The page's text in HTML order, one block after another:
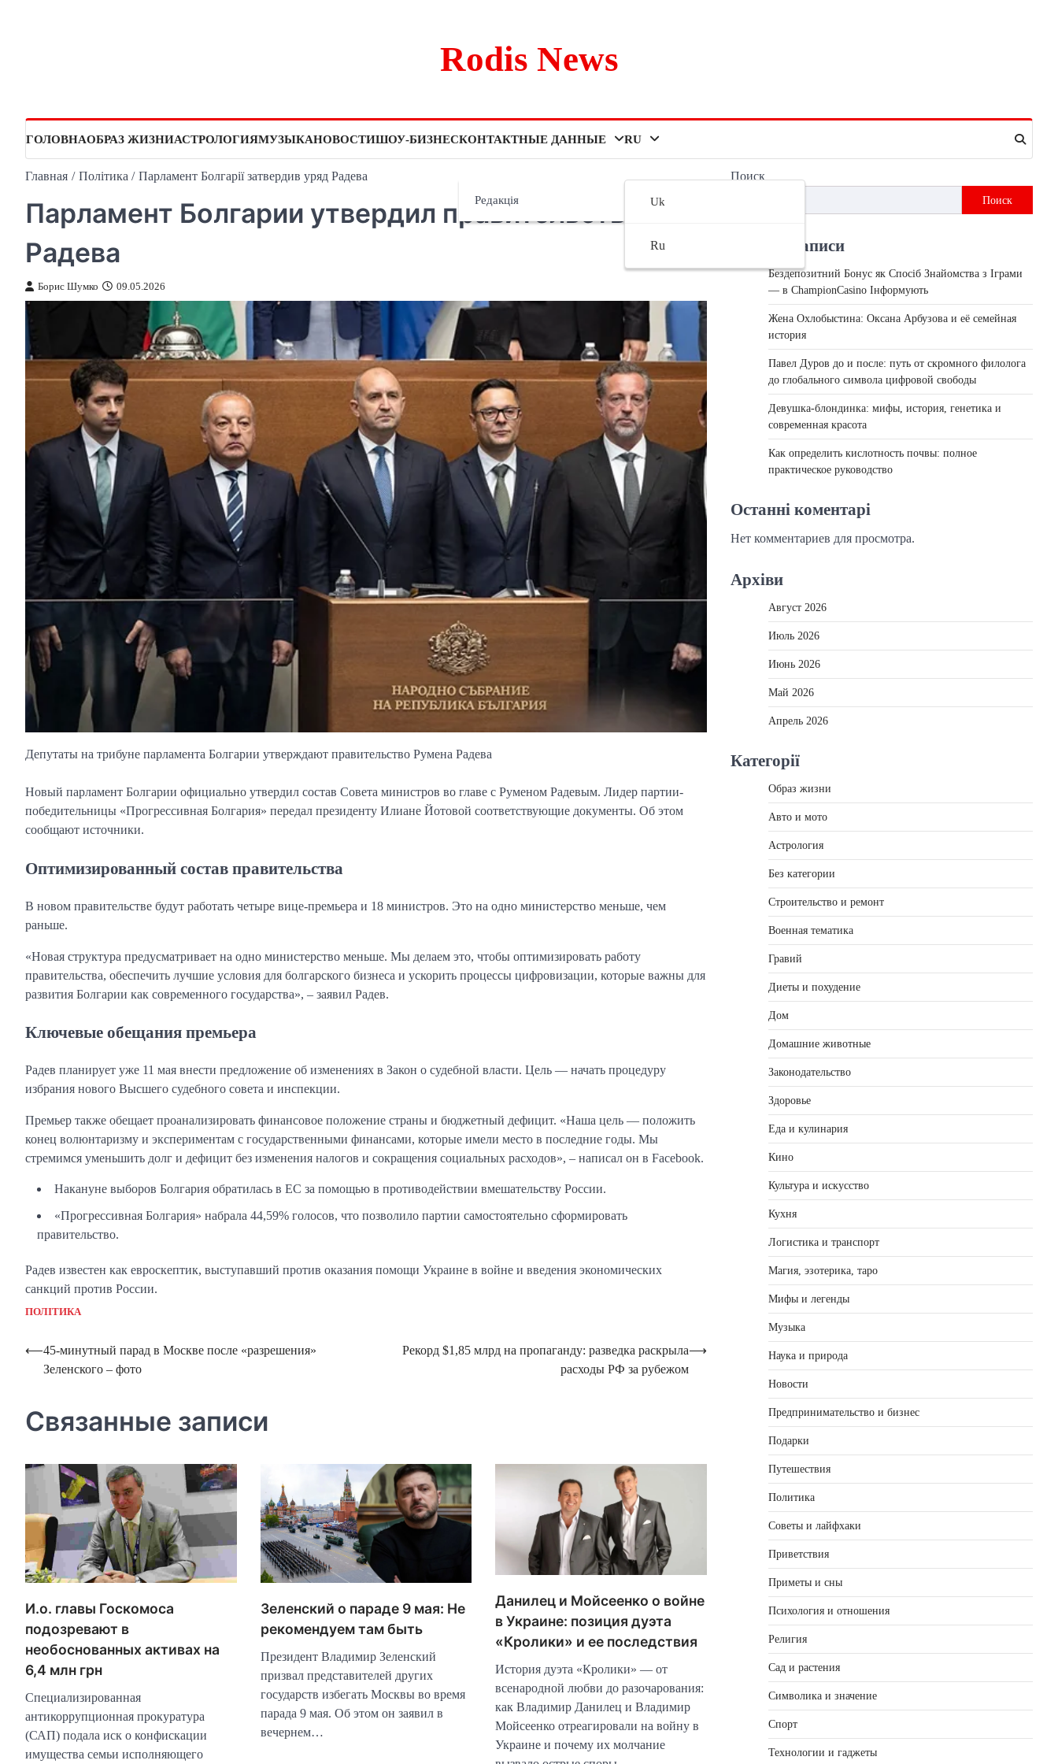
Rodis News
ГОЛОВНАОБРАЗ ЖИЗНИАСТРОЛОГИЯМУЗЫКАНОВОСТИШОУ-БИЗНЕСКОНТАКТНЫЕ ДАННЫЕ
Редакція
RU
Uk
Ru
Главная Політика Парламент Болгарії затвердив уряд Радева
Парламент Болгарии утвердил правительство
Радева
Борис Шумко 09.05.2026
Депутаты на трибуне парламента Болгарии утверждают правительство Румена Радева
Новый парламент Болгарии официально утвердил состав Совета министров во главе с Руменом Радевым. Лидер партии-
победительницы «Прогрессивная Болгария» передал президенту Илиане Йотовой соответствующие документы. Об этом
сообщают источники.
Оптимизированный состав правительства
В новом правительстве будут работать четыре вице-премьера и 18 министров. Это на одно министерство меньше, чем
раньше.
«Новая структура предусматривает на одно министерство меньше. Мы делаем это, чтобы оптимизировать работу
правительства, обеспечить лучшие условия для болгарского бизнеса и ускорить процессы цифровизации, которые важны для
развития Болгарии как современного государства», – заявил Радев.
Ключевые обещания премьера
Радев планирует уже 11 мая внести предложение об изменениях в Закон о судебной власти. Цель — начать процедуру
избрания нового Высшего судебного совета и инспекции.
Премьер также обещает проанализировать финансовое положение страны и бюджетный дефицит. «Наша цель — положить
конец волюнтаризму и экспериментам с государственными финансами, которые имели место в последние годы. Мы
стремимся уменьшить долг и дефицит без изменения налогов и сокращения социальных расходов», – написал он в Facebook.
Накануне выборов Болгария обратилась в ЕС за помощью в противодействии вмешательству России.
«Прогрессивная Болгария» набрала 44,59% голосов, что позволило партии самостоятельно сформировать
правительство.
Радев известен как евроскептик, выступавший против оказания помощи Украине в войне и введения экономических
санкций против России.
ПОЛІТИКА
Навигация
⟵45-минутный парад в Москве после «разрешения»
Зеленского – фото
Рекорд $1,85 млрд на пропаганду: разведка раскрыла
расходы РФ за рубежом
⟶
Связанные записи
И.о. главы Госкомоса
подозревают в
необоснованных активах на
6,4 млн грн
Специализированная
антикоррупционная прокуратура
(САП) подала иск о конфискации
имущества семьи исполняющего
Зеленский о параде 9 мая: Не
рекомендуем там быть
Президент Владимир Зеленский
призвал представителей других
государств избегать Москвы во время
парада 9 мая. Об этом он заявил в
вечернем…
Данилец и Мойсеенко о войне
в Украине: позиция дуэта
«Кролики» и ее последствия
История дуэта «Кролики» — от
всенародной любви до разочарования:
как Владимир Данилец и Владимир
Мойсеенко отреагировали на войну в
Украине и почему их молчание
Поиск
Поиск
Недавні записи
Бездепозитний Бонус як Спосіб Знайомства з Іграми
— в ChampionCasino Інформують
Жена Охлобыстина: Оксана Арбузова и её семейная
история
Павел Дуров до и после: путь от скромного филолога
до глобального символа цифровой свободы
Девушка-блондинка: мифы, история, генетика и
современная красота
Как определить кислотность почвы: полное
практическое руководство
Останні коментарі
Нет комментариев для просмотра.
Архіви
Август 2026
Июль 2026
Июнь 2026
Май 2026
Апрель 2026
Категорії
Образ жизни
Авто и мото
Астрология
Без категории
Строительство и ремонт
Военная тематика
Гравий
Диеты и похудение
Дом
Домашние животные
Законодательство
Здоровье
Еда и кулинария
Кино
Культура и искусство
Кухня
Логистика и транспорт
Магия, эзотерика, таро
Мифы и легенды
Музыка
Наука и природа
Новости
Предпринимательство и бизнес
Подарки
Путешествия
Политика
Советы и лайфхаки
Приветствия
Приметы и сны
Психология и отношения
Религия
Сад и растения
Символика и значение
Спорт
Технологии и гаджеты